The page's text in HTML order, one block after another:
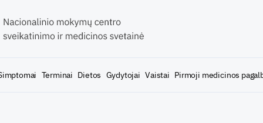
Terminai Dietos Gydytojai Vaistai Pirmoji medicinos